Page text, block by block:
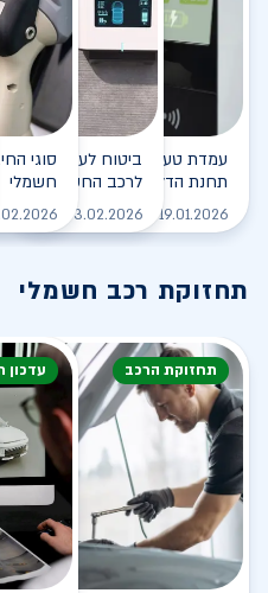
עמדת טעינה - הסוף של
תחנת הדלק?
19.01.2026 לקריאה
ביטוח לעמדת טעינה
לרכב החשמלי
03.02.2026
סוגי
חשמלי
תחזוקת רכב חשמלי
תחזוקת הרכב עדכון